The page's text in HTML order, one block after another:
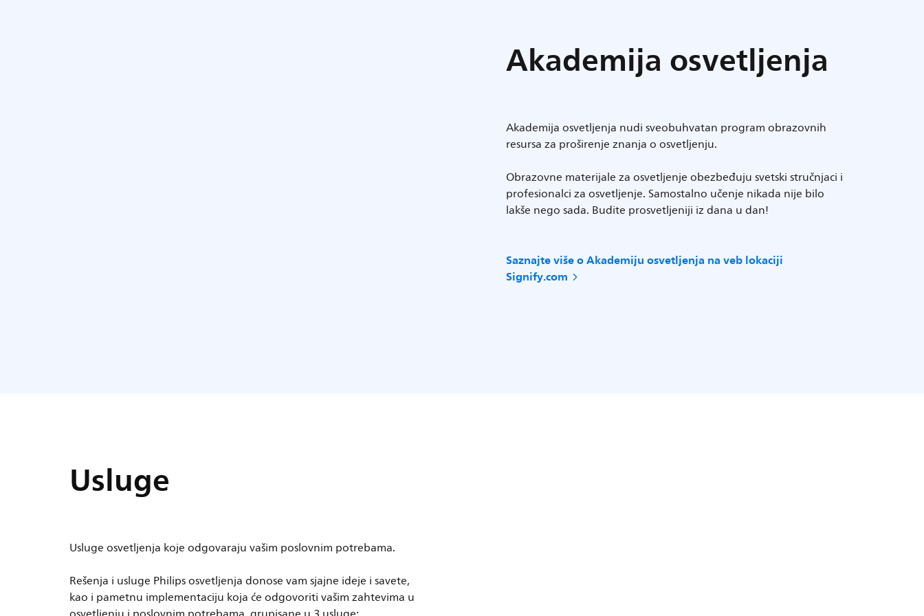
Akademija osvetljenja
Akademija osvetljenja nudi sveobuhvatan program obrazovnih
resursa za proširenje znanja o osvetljenju.
Obrazovne materijale za osvetljenje obezbeđuju svetski stručnjaci i
profesionalci za osvetljenje. Samostalno učenje nikada nije bilo
lakše nego sada. Budite prosvetljeniji iz dana u dan!
Saznajte više o Akademiju osvetljenja na veb lokaciji
Signify.com
Usluge
Usluge osvetljenja koje odgovaraju vašim poslovnim potrebama.
Rešenja i usluge Philips osvetljenja donose vam sjajne ideje i savete,
kao i pametnu implementaciju koja će odgovoriti vašim zahtevima u